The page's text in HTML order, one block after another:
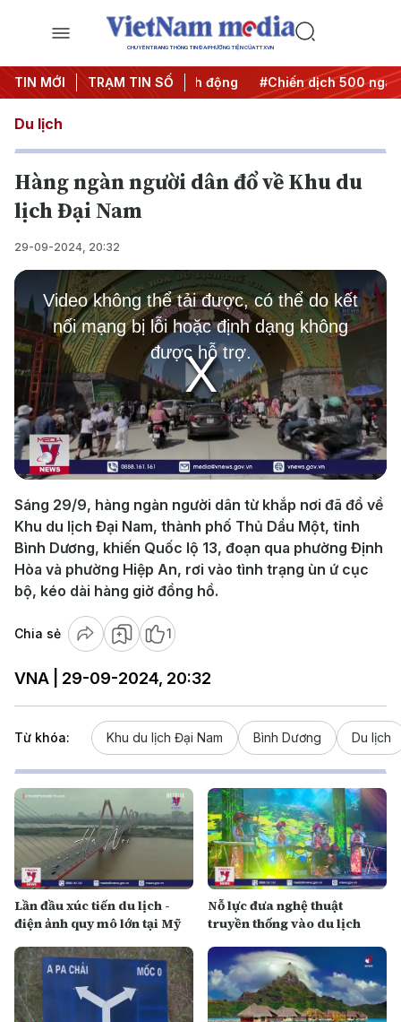
CHUYÊN TRANG THÔNG TIN ĐA PHƯƠNG TIỆN CỦA TTXVN
TIN MỚI TRẠM TIN SỐ
Nghị quyết thành hành động #Chiến dịch 500 ngày đêm
Du lịch
Hàng ngàn người dân đổ về Khu du
lịch Đại Nam
29-09-2024, 20:32
Play
Video
This
is
a
modal
window.
Video không thể tải được, có thể do kết
nối mạng bị lỗi hoặc định dạng không
được hỗ trợ.
Sáng 29/9, hàng ngàn người dân từ khắp nơi đã đổ về
Khu du lịch Đại Nam, thành phố Thủ Dầu Một, tỉnh
Bình Dương, khiến Quốc lộ 13, đoạn qua phường Định
Hòa và phường Hiệp An, rơi vào tình trạng ùn ứ cục
bộ, kéo dài hàng giờ đồng hồ.
Chia sẻ 1
VNA | 29-09-2024, 20:32
Từ khóa: Khu du lịch Đại Nam Bình Dương Du lịch
Lần đầu xúc tiến du lịch -
điện ảnh quy mô lớn tại Mỹ
Nỗ lực đưa nghệ thuật
truyền thống vào du lịch